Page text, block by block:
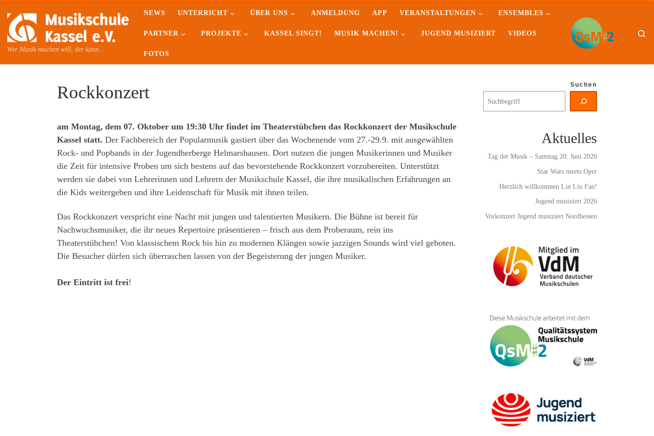
Skip to content
Wer Musik machen will, der kann…
NEWS UNTERRICHT ÜBER UNS ANMELDUNG APP VERANSTALTUNGEN ENSEMBLES
PARTNER PROJEKTE KASSEL SINGT! MUSIK MACHEN! JUGEND MUSIZIERT VIDEOS
FOTOS
Rockkonzert
am Montag, dem 07. Oktober um 19:30 Uhr findet im Theaterstübchen das Rockkonzert der Musikschule
Kassel statt. Der Fachbereich der Popularmusik gastiert über das Wochenende vom 27.-29.9. mit ausgewählten
Rock- und Popbands in der Jugendherberge Helmarshausen. Dort nutzen die jungen Musikerinnen und Musiker
die Zeit für intensive Proben um sich bestens auf das bevorstehende Rockkonzert vorzubereiten. Unterstützt
werden sie dabei von Lehrerinnen und Lehrern der Musikschule Kassel, die ihre musikalischen Erfahrungen an
die Kids weitergeben und ihre Leidenschaft für Musik mit ihnen teilen.
Das Rockkonzert verspricht eine Nacht mit jungen und talentierten Musikern. Die Bühne ist bereit für
Nachwuchsmusiker, die ihr neues Repertoire präsentieren – frisch aus dem Proberaum, rein ins
Theaterstübchen! Von klassischem Rock bis hin zu modernen Klängen sowie jazzigen Sounds wird viel geboten.
Die Besucher dürfen sich überraschen lassen von der Begeisterung der jungen Musiker.
Der Eintritt ist frei!
Suchen
Aktuelles
Tag der Musik – Samstag 20. Juni 2026
Star Wars meets Oper
Herzlich willkommen Lin Lin Fan!
Jugend musiziert 2026
Vorkonzert Jugend musiziert Nordhessen